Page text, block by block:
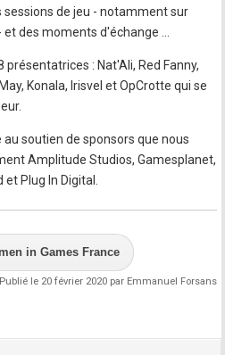
sessions de jeu - notamment sur
des moments d'échange ...
: Nat'Ali, Red Fanny,
Konala, Irisvel et OpCrotte qui se
soutien de sponsors que nous
Amplitude Studios, Gamesplanet,
et Plug In Digital.
in Games France
Publié le 20 février 2020 par Emmanuel Forsans